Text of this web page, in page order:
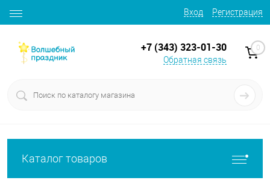
Вход Регистрация
+7 (343) 323-01-30
Обратная связь
0
Каталог товаров